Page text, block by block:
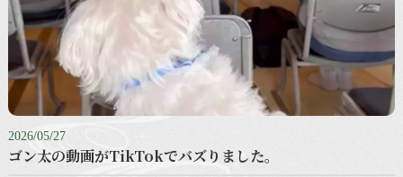
2026/05/27
ゴン太の動画がTikTokでバズりました。